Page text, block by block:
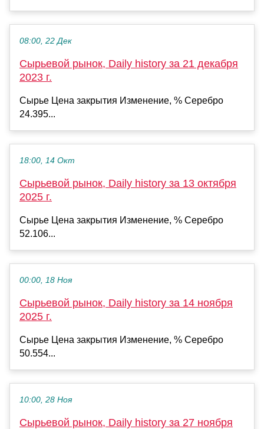
08:00, 22 Дек
Сырьевой рынок, Daily history за 21 декабря
2023 г.
Сырье Цена закрытия Изменение, % Серебро
24.395...
18:00, 14 Окт
Сырьевой рынок, Daily history за 13 октября
2025 г.
Сырье Цена закрытия Изменение, % Серебро
52.106...
00:00, 18 Ноя
Сырьевой рынок, Daily history за 14 ноября
2025 г.
Сырье Цена закрытия Изменение, % Серебро
50.554...
10:00, 28 Ноя
Сырьевой рынок, Daily history за 27 ноября